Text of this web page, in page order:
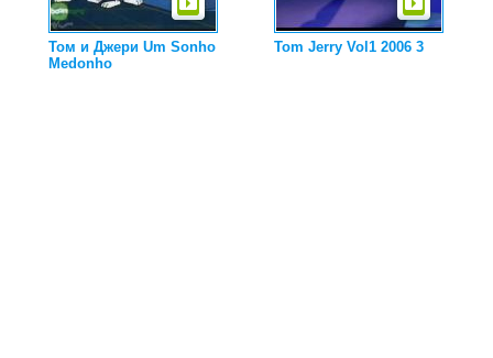
Том и Джери Um Sonho
Medonho
Tom Jerry Vol1 2006 3